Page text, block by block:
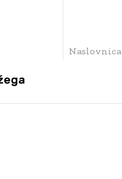
Naslovnica